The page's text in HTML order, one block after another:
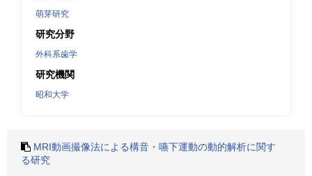
萌芽研究
研究分野
外科系歯学
研究機関
昭和大学
MRI動画撮像法による構音・嚥下運動の動的解析に関す
る研究